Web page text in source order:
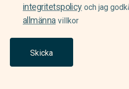
integritetspolicyoch jag
allmännavillkor
Skicka